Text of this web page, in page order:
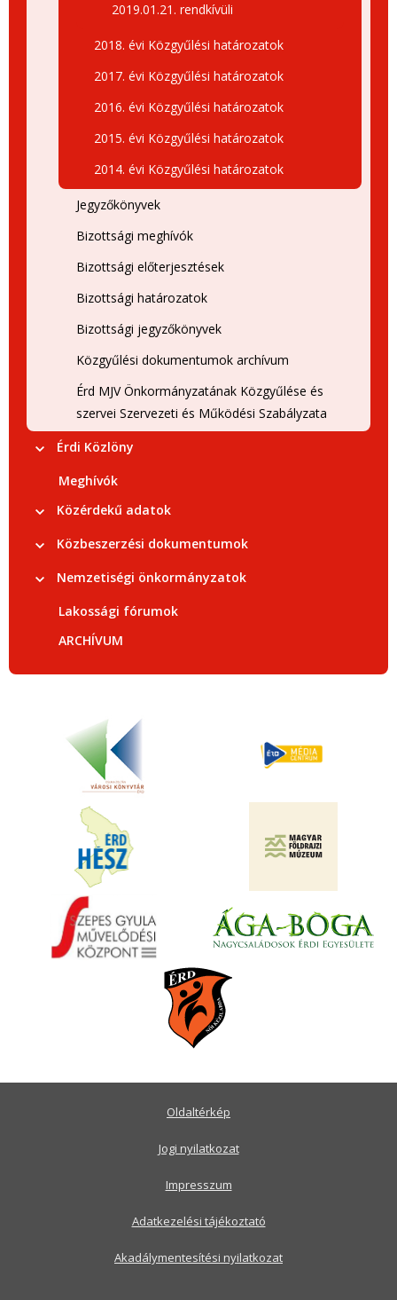
2019.01.21. rendkívüli
2018. évi Közgyűlési határozatok
2017. évi Közgyűlési határozatok
2016. évi Közgyűlési határozatok
2015. évi Közgyűlési határozatok
2014. évi Közgyűlési határozatok
Jegyzőkönyvek
Bizottsági meghívók
Bizottsági előterjesztések
Bizottsági határozatok
Bizottsági jegyzőkönyvek
Közgyűlési dokumentumok archívum
Érd MJV Önkormányzatának Közgyűlése és
szervei Szervezeti és Működési Szabályzata
Érdi Közlöny
Meghívók
Közérdekű adatok
Közbeszerzési dokumentumok
Nemzetiségi önkormányzatok
Lakossági fórumok
ARCHÍVUM
Oldaltérkép
Jogi nyilatkozat
Impresszum
Adatkezelési tájékoztató
Akadálymentesítési nyilatkozat